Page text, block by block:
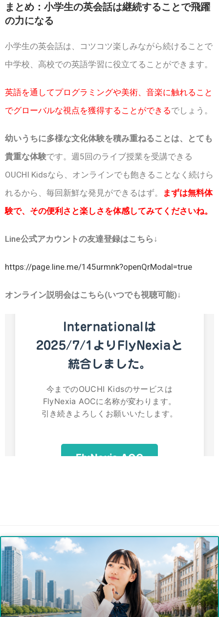
まとめ：小学生の英会話は継続することで飛躍
の力になる
小学生の英会話は、コツコツ楽しみながら続けることで
中学校、高校での英語学習に役立てることができます。
英語を通してプログラミングや美術、音楽に触れること
でグローバルな視点を獲得することができるでしょう。
幼いうちに多様な文化体験を積み重ねることは、とても
貴重な体験です。週5回のライブ授業を受講できる
OUCHI Kidsなら、オンラインでも飽きることなく続けら
れるから、毎回新鮮な発見ができるはず。
まずは無料体
験で、その便利さと楽しさを体感してみてくださいね。
Line公式アカウントの友達登録はこちら↓
https://page.line.me/145urmnk?openQrModal=true
オンライン説明会はこちら(いつでも視聴可能)↓